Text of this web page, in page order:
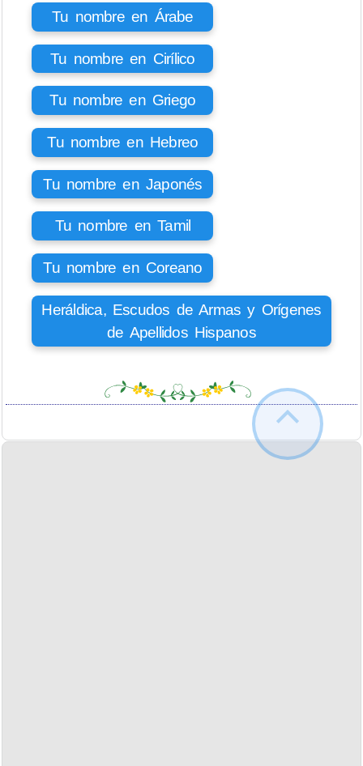
Tu nombre en Árabe
Tu nombre en Cirílico
Tu nombre en Griego
Tu nombre en Hebreo
Tu nombre en Japonés
Tu nombre en Tamil
Tu nombre en Coreano
Heráldica, Escudos de Armas y Orígenes
de Apellidos Hispanos